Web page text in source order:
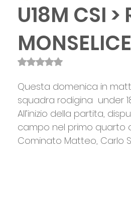
U18M CSI
Valutazione NaN stelle su
Questa domenica in
squadra rodigina  under
All’inizio della partita,
campo nel primo quarto
Cominato Matteo, Carlo